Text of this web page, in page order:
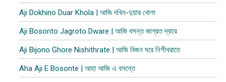
Aji Dokhino Duar Khola | আজি দখিন-দুয়ার খোলা
Aji Bosonto Jagroto Dware | আজি বসন্ত জাগ্রত দ্বারে
Aji Bijono Ghore Nishithrate | আজি বিজন ঘরে নিশীথরাতে
Aha Aji E Bosonte | আহা আজি এ বসন্তে